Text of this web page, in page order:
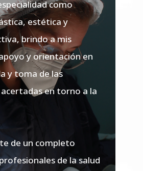
como
estética y
brindo a mis
y orientación en
y toma de las
en torno a la
de un completo
de la salud